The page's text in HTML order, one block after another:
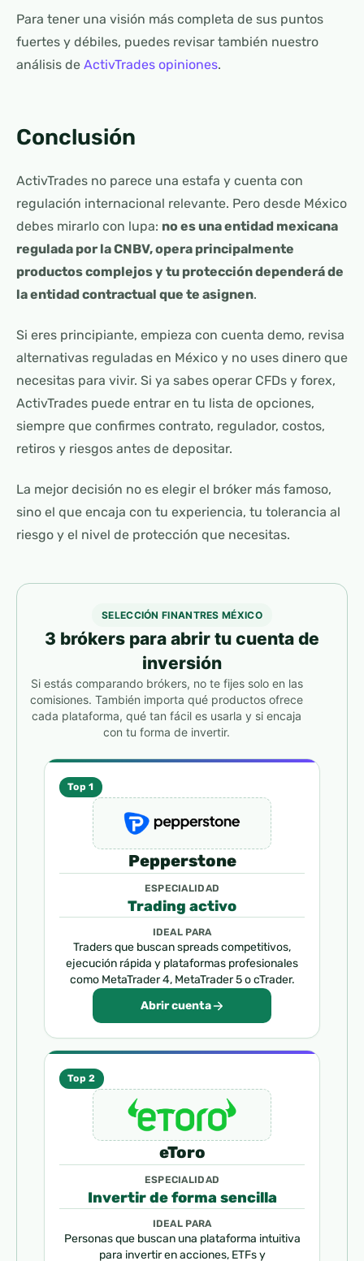
Para tener una visión más completa de sus puntos
fuertes y débiles, puedes revisar también nuestro
análisis de ActivTrades opiniones.
Conclusión
ActivTrades no parece una estafa y cuenta con
regulación internacional relevante. Pero desde México
debes mirarlo con lupa: no es una entidad mexicana
regulada por la CNBV, opera principalmente
productos complejos y tu protección dependerá de
la entidad contractual que te asignen.
Si eres principiante, empieza con cuenta demo, revisa
alternativas reguladas en México y no uses dinero que
necesitas para vivir. Si ya sabes operar CFDs y forex,
ActivTrades puede entrar en tu lista de opciones,
siempre que confirmes contrato, regulador, costos,
retiros y riesgos antes de depositar.
La mejor decisión no es elegir el bróker más famoso,
sino el que encaja con tu experiencia, tu tolerancia al
riesgo y el nivel de protección que necesitas.
SELECCIÓN FINANTRES MÉXICO
3 brókers para abrir tu cuenta de
inversión
Si estás comparando brókers, no te fijes solo en las
comisiones. También importa qué productos ofrece
cada plataforma, qué tan fácil es usarla y si encaja
con tu forma de invertir.
Top 1
Pepperstone
ESPECIALIDAD
Trading activo
IDEAL PARA
Traders que buscan spreads competitivos,
ejecución rápida y plataformas profesionales
como MetaTrader 4, MetaTrader 5 o cTrader.
Abrir cuenta
Top 2
eToro
ESPECIALIDAD
Invertir de forma sencilla
IDEAL PARA
Personas que buscan una plataforma intuitiva
para invertir en acciones, ETFs y